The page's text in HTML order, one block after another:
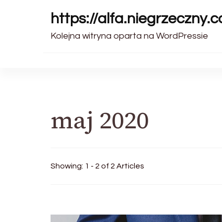
https://
Kolejna witryna oparta na WordPressie
maj 2020
Showing: 1 - 2 of 2 Articles